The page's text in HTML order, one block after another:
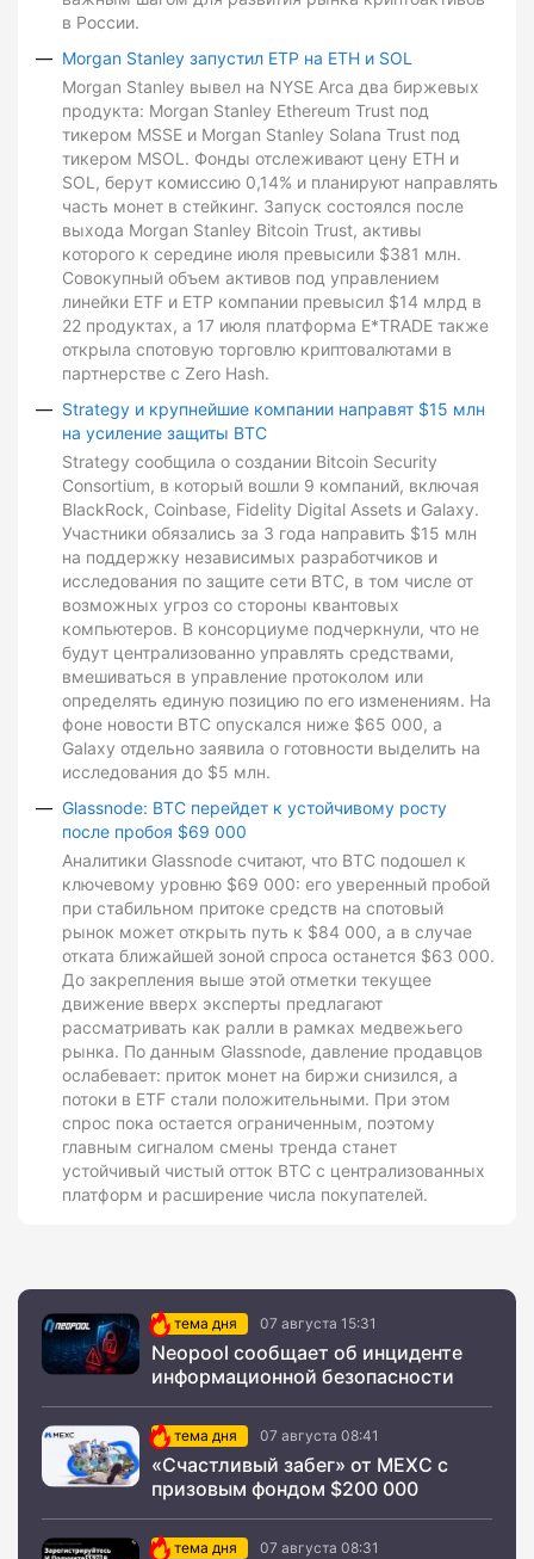
в России.
Morgan Stanley запустил ETP на ETH и SOL
Morgan Stanley вывел на NYSE Arca два биржевых
продукта: Morgan Stanley Ethereum Trust под
тикером MSSE и Morgan Stanley Solana Trust под
тикером MSOL. Фонды отслеживают цену ETH и
SOL, берут комиссию 0,14% и планируют направлять
часть монет в стейкинг. Запуск состоялся после
выхода Morgan Stanley Bitcoin Trust, активы
которого к середине июля превысили $381 млн.
Совокупный объем активов под управлением
линейки ETF и ETP компании превысил $14 млрд в
22 продуктах, а 17 июля платформа E*TRADE также
открыла спотовую торговлю криптовалютами в
партнерстве с Zero Hash.
Strategy и крупнейшие компании направят $15 млн
на усиление защиты BTC
Strategy сообщила о создании Bitcoin Security
Consortium, в который вошли 9 компаний, включая
BlackRock, Coinbase, Fidelity Digital Assets и Galaxy.
Участники обязались за 3 года направить $15 млн
на поддержку независимых разработчиков и
исследования по защите сети BTC, в том числе от
возможных угроз со стороны квантовых
компьютеров. В консорциуме подчеркнули, что не
будут централизованно управлять средствами,
вмешиваться в управление протоколом или
определять единую позицию по его изменениям. На
фоне новости BTC опускался ниже $65 000, а
Galaxy отдельно заявила о готовности выделить на
исследования до $5 млн.
Glassnode: BTC перейдет к устойчивому росту
после пробоя $69 000
Аналитики Glassnode считают, что BTC подошел к
ключевому уровню $69 000: его уверенный пробой
при стабильном притоке средств на спотовый
рынок может открыть путь к $84 000, а в случае
отката ближайшей зоной спроса останется $63 000.
До закрепления выше этой отметки текущее
движение вверх эксперты предлагают
рассматривать как ралли в рамках медвежьего
рынка. По данным Glassnode, давление продавцов
ослабевает: приток монет на биржи снизился, а
потоки в ETF стали положительными. При этом
спрос пока остается ограниченным, поэтому
главным сигналом смены тренда станет
устойчивый чистый отток BTC с централизованных
платформ и расширение числа покупателей.
тема дня 07 августа 15:31
Neopool сообщает об инциденте
информационной безопасности
тема дня 07 августа 08:41
«Счастливый забег» от MEXC с
призовым фондом $200 000
тема дня 07 августа 08:31